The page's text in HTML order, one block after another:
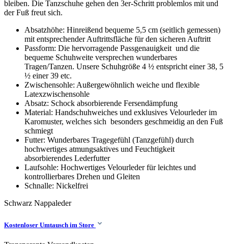
bleiben. Die Tanzschuhe gehen den 3er-Schritt problemlos mit und
der Fuß freut sich.
Absatzhöhe: Hinreißend bequeme 5,5 cm (seitlich gemessen)
mit entsprechender Auftrittsfläche für den sicheren Auftritt
Passform: Die hervorragende Passgenauigkeit und die
bequeme Schuhweite versprechen wunderbares
Tragen/Tanzen. Unsere Schuhgröße 4 ½ entspricht einer 38, 5
½ einer 39 etc.
Zwischensohle: Außergewöhnlich weiche und flexible
Latexzwischensohle
Absatz: Schock absorbierende Fersendämpfung
Material: Handschuhweiches und exklusives Velourleder im
Karomuster, welches sich besonders geschmeidig an den Fuß
schmiegt
Futter: Wunderbares Tragegefühl (Tanzgefühl) durch
hochwertiges atmungsaktives und Feuchtigkeit
absorbierendes Lederfutter
Laufsohle: Hochwertiges Velourleder für leichtes und
kontrollierbares Drehen und Gleiten
Schnalle: Nickelfrei
Schwarz Nappaleder
Kostenloser Umtausch im Store